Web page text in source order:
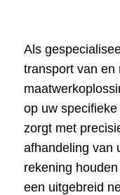
Als
transport van en
op uw
zorgt met
afhandeling van
rekening
een uitgebreid